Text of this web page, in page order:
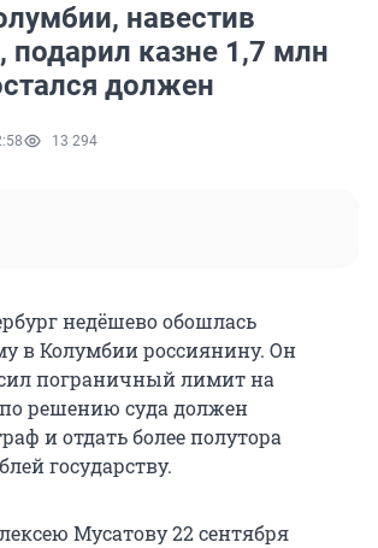
навестив
подарил казне 1,7 млн
должен
13 294
недёшево обошлась
в Колумбии россиянину. Он
пограничный лимит на
решению суда должен
и отдать более полутора
государству.
Мусатову 22 сентября